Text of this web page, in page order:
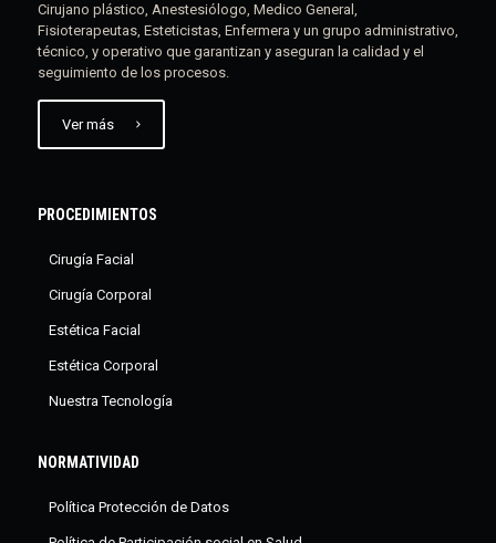
Cirujano plástico, Anestesiólogo, Medico General,
Fisioterapeutas, Esteticistas, Enfermera y un grupo administrativo,
técnico, y operativo que garantizan y aseguran la calidad y el
seguimiento de los procesos.
Ver más
PROCEDIMIENTOS
Cirugía Facial
Cirugía Corporal
Estética Facial
Estética Corporal
Nuestra Tecnología
NORMATIVIDAD
Política Protección de Datos